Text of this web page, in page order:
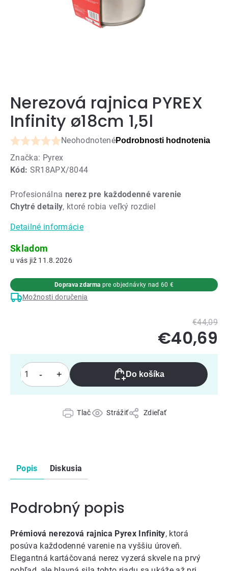
Nerezová rajnica PYREX
Infinity ø18cm 1,5l
Kód: SR18APX/8044
Priemerné
hodnotenie
produktu
0,0
z
hviezdičiek.
NeohodnotenéPodrobnosti hodnotenia
Značka: Pyrex
Do košíka
Profesionálna nerez pre každodenné varenie
Chytré detaily, ktoré robia veľký rozdiel
Detailné informácie
Tlač Strážiť Zdieľať
Skladom
11.8.2026
Možnosti doručenia
Doprava zdarma pre objednávky nad 60 €
€44,09
€40,69
Popis Diskusia
Podrobný popis
Prémiová nerezová rajnica Pyrex Infinity, ktorá
posúva každodenné varenie na vyššiu úroveň.
Elegantná kartáčovaná nerez vyzerá skvele na prvý